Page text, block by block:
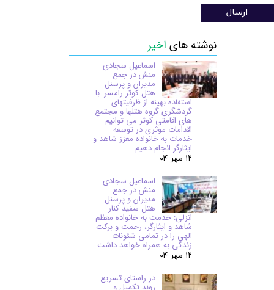
ارسال
نوشته های اخیر
اسماعیل سجادی
منش در جمع
مدیران و پرسنل
هتل کوثر رامسر: با
استفاده بهینه از ظرفیتهای
گردشگری گروه هتلها و مجتمع
های اقامتی کوثر می توانیم
اقدامات موثری در توسعه
خدمات به خانواده معزز شاهد و
ایثارگر انجام دهیم
۱۲ مهر ۰۴
اسماعیل سجادی
منش در جمع
مدیران و پرسنل
هتل سفید کنار
انزلی: خدمت به خانواده معظم
شاهد و ایثارگر، رحمت و برکت
الهی را در تمامی شئونات
زندگی به همراه خواهد داشت.
۱۲ مهر ۰۴
در راستای تسریع
روند تکمیل و